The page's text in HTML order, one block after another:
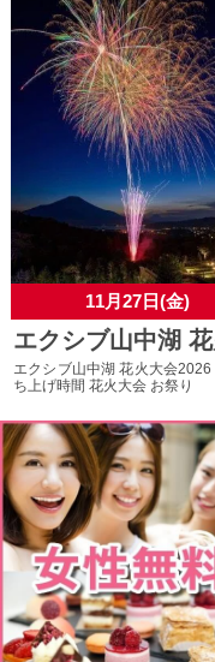
11月27日(金)
エクシブ山中湖
エクシブ山中湖 花火大会
ち上げ時間 花火大会 お祭り